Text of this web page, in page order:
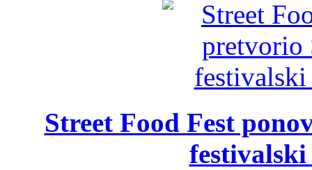
Street Food Fest